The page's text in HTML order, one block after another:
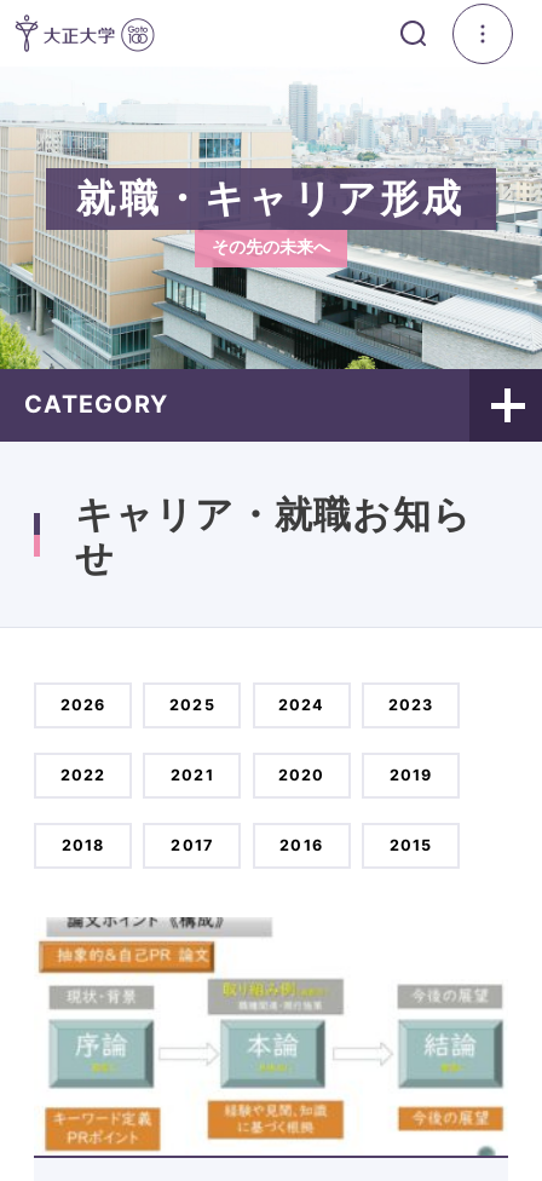
就職・キャリア形成
その先の未来へ
CATEGORY
キャリア・就職お知ら
せ
2026 2025 2024 2023
2022 2021 2020 2019
2018 2017 2016 2015